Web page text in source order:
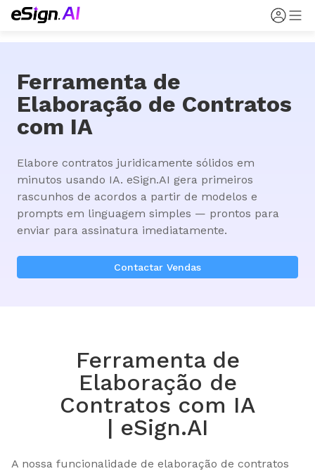
Ferramenta de
Elaboração de Contratos
com IA
Elabore contratos juridicamente sólidos em
minutos usando IA. eSign.AI gera primeiros
rascunhos de acordos a partir de modelos e
prompts em linguagem simples — prontos para
enviar para assinatura imediatamente.
Contactar Vendas
Ferramenta de
Elaboração de
Contratos com IA
| eSign.AI
A nossa funcionalidade de elaboração de contratos